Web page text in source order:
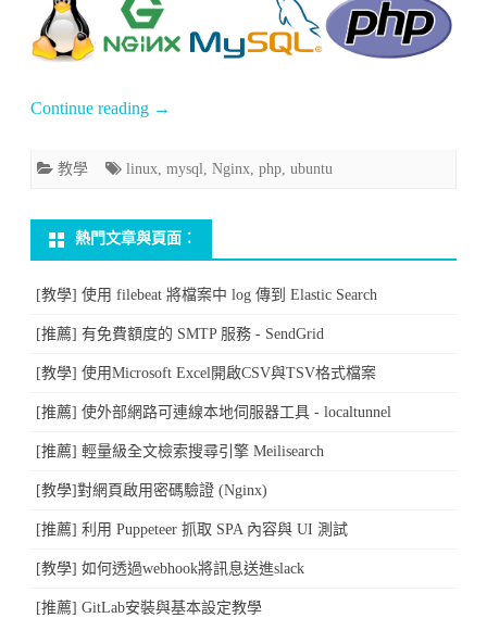
安
Continue reading →
教學 linux, mysql, Nginx, php, ubuntu
熱門文章與頁面︰
[教學] 使用 filebeat 將檔案中 log 傳到 Elastic Search
[推薦] 有免費額度的 SMTP 服務 - SendGrid
[教學] 使用Microsoft Excel開啟CSV與TSV格式檔案
[推薦] 使外部網路可連線本地伺服器工具 - localtunnel
[推薦] 輕量級全文檢索搜尋引擎 Meilisearch
[教學]對網頁啟用密碼驗證 (Nginx)
[推薦] 利用 Puppeteer 抓取 SPA 內容與 UI 測試
[教學] 如何透過webhook將訊息送進slack
[推薦] GitLab安裝與基本設定教學